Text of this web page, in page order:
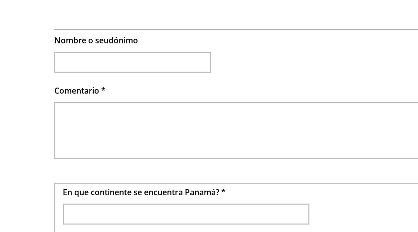
Nombre o seudónimo
Comentario *
En que continente se encuentra Panamá?*